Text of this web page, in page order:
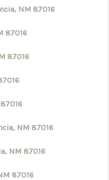
IN LAS
CRUCES_0
IN LAS
AREAS
NM 87016
87016
87016
NM 87016
NM 87016
87016